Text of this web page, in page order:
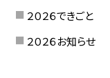
２０２６できごと
２０２６お知らせ